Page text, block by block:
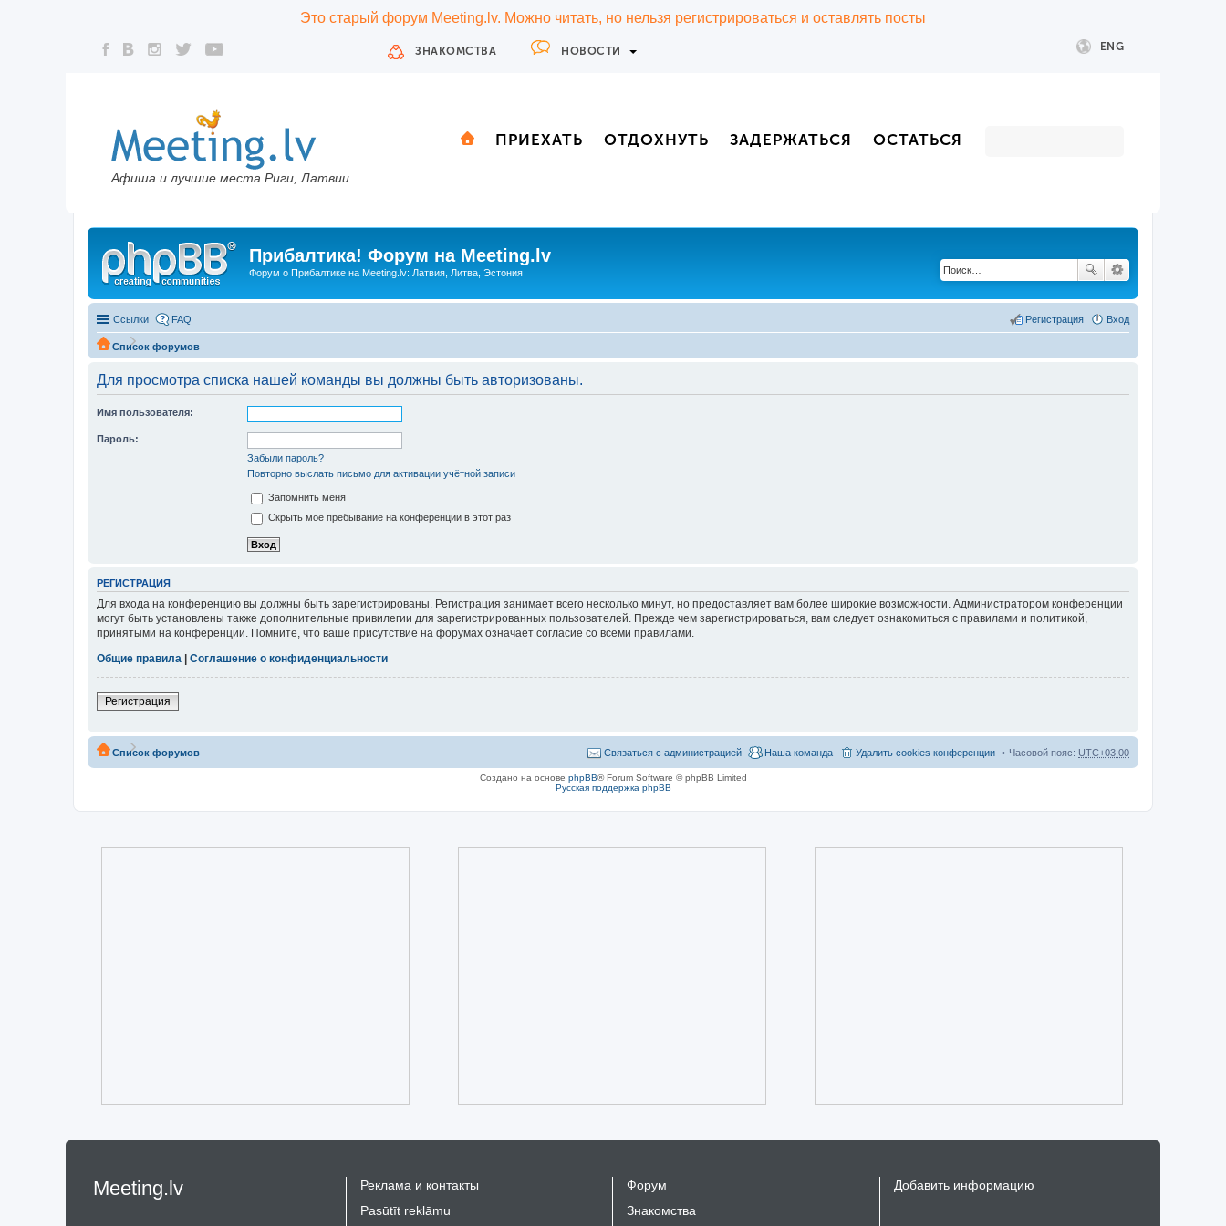
Это старый форум Meeting.lv. Можно читать, но нельзя регистрироваться и оставлять посты
ЗНАКОМСТВА НОВОСТИ ENG
Афиша и лучшие места Риги, Латвии
ПРИЕХАТЬ ОТДОХНУТЬ ЗАДЕРЖАТЬСЯ ОСТАТЬСЯ
Прибалтика! Форум на Meeting.lv
Форум о Прибалтике на Meeting.lv: Латвия, Литва, Эстония
Ссылки FAQ Вход
Регистрация
Список форумов
Для просмотра списка нашей команды вы должны быть авторизованы.
Имя пользователя:
Пароль:
Забыли пароль?
Повторно выслать письмо для активации учётной записи
Запомнить меня
Скрыть моё пребывание на конференции в этот раз
РЕГИСТРАЦИЯ
Для входа на конференцию вы должны быть зарегистрированы. Регистрация занимает всего несколько минут, но предоставляет вам более широкие возможности. Администратором конференции
могут быть установлены также дополнительные привилегии для зарегистрированных пользователей. Прежде чем зарегистрироваться, вам следует ознакомиться с правилами и политикой,
принятыми на конференции. Помните, что ваше присутствие на форумах означает согласие со всеми правилами.
Общие правила
Соглашение о конфиденциальности
Регистрация
Список форумов Часовой пояс: UTC+03:00
Удалить cookies конференции
Наша команда
Связаться с администрацией
Создано на основе phpBB® Forum Software © phpBB Limited
Русская поддержка phpBB
Meeting.lv
Реклама и контакты
Pasūtīt reklāmu
Форум
Знакомства
Добавить информацию